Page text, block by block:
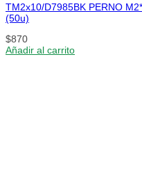
TM2x10/D7985BK PERNO
(50u)
$870
Añadir al carrito